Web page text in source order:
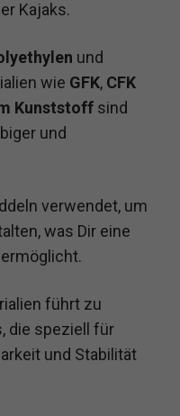
Kajaks.
und
wie GFK, CFK
Kunststoff sind
und
verwendet, um
was Dir eine
führt zu
die speziell für
und Stabilität